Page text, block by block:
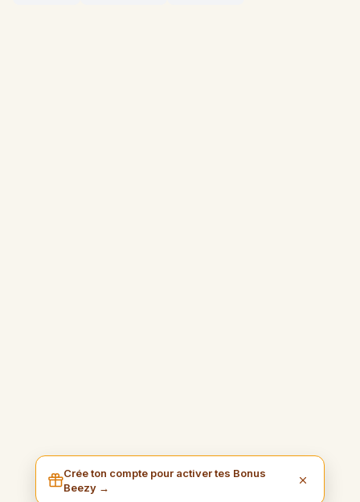
Crée ton compte pour activer tes Bonus
Beezy →